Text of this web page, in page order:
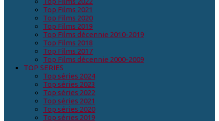
Top Films 2021
Top Films 2020
Top Films 2019
Top Films décennie 2010-2019
Top Films 2018
Top Films 2017
Top Films décennie 2000-2009
TOP SERIES
Top séries 2024
Top séries 2023
Top séries 2022
Top séries 2021
Top séries 2020
Top séries 2019